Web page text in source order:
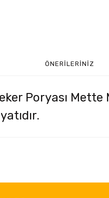
ÖNERILERINIZ
Poryası Mette